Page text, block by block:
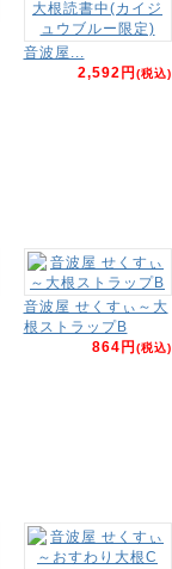
音波屋...
2,592円(税込)
音波屋 せくすぃ～大
根ストラップB
864円(税込)